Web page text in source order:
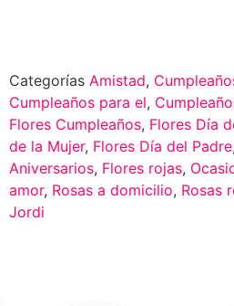
Categorías Amistad,
Cumpleaños para el,
Flores Cumpleaños, Flores Día
de la Mujer, Flores Día del Padre,
Aniversarios, Flores rojas,
amor, Rosas a domicilio, Rosas
Jordi